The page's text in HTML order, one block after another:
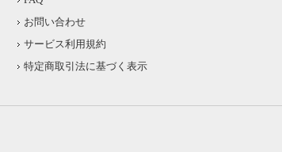
お問い合わせ
サービス利用規約
特定商取引法に基づく表示